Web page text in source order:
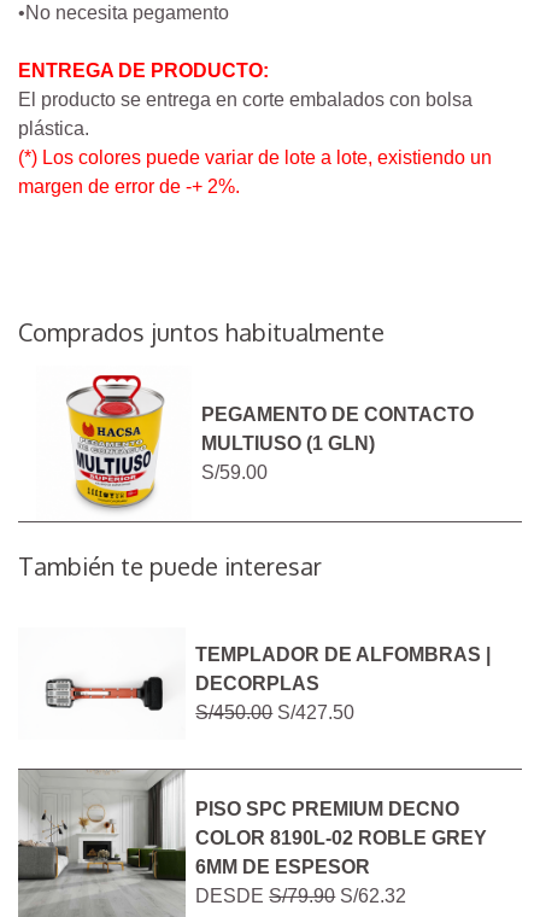
•No necesita pegamento
ENTREGA DE PRODUCTO:
El producto se entrega en corte embalados con bolsa
plástica.
(*) Los colores puede variar de lote a lote, existiendo un
margen de error de -+ 2%.
Comprados juntos habitualmente
PEGAMENTO DE CONTACTO
MULTIUSO (1 GLN)
S/59.00
También te puede interesar
TEMPLADOR DE ALFOMBRAS |
DECORPLAS
S/450.00S/427.50
PISO SPC PREMIUM DECNO
COLOR 8190L-02 ROBLE GREY
6MM DE ESPESOR
DESDES/79.90S/62.32